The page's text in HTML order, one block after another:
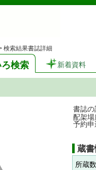
検索結果書誌詳細
検索 新着資料
書誌
配架場
予約申
蔵
所蔵数